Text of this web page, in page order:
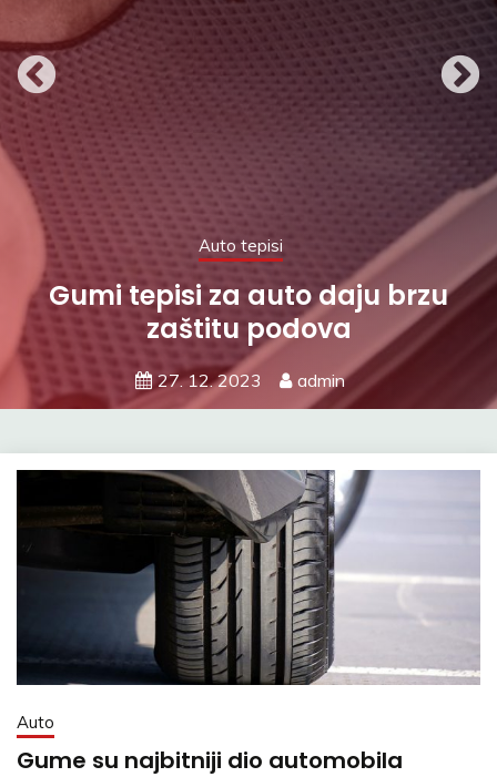
Auto tepisi
Sve što trebate znati o
gumijastim tepisima za auto
19. 12. 2023 admin
Auto
Gume su najbitniji dio automobila